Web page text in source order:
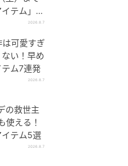
テム」っ
2026.8.7
可愛すぎ
い！早め
ム7連発
2026.8.7
の救世主
使える！
イテム5選
2026.8.7